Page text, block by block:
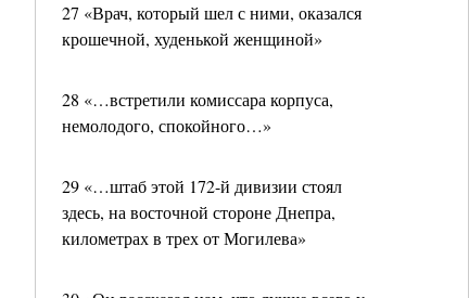
27 «Врач, который шел с ними, оказался
крошечной, худенькой женщиной»
28 «…встретили комиссара корпуса,
немолодого, спокойного…»
29 «…штаб этой 172-й дивизии стоял
здесь, на восточной стороне Днепра,
километрах в трех от Могилева»